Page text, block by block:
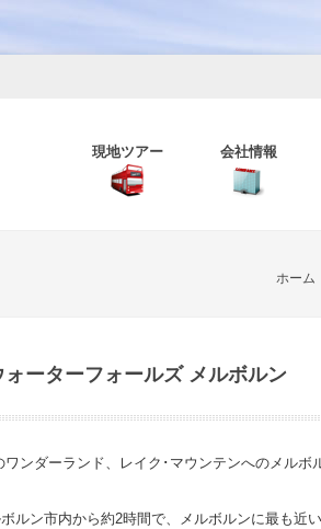
現地ツアー 会社情報
ホーム
ーターフォールズ メルボルン
ワンダーランド、レイク･マウンテンへのメル
ボルン市内から約2時間で、メルボルンに最も近